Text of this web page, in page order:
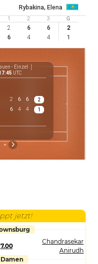
Rybakina, Elena
1 2 3 G
2 6 6
2
6 4 4 1
- Einzel
UTC
2 6 6
2
6 4 4 1
jetzt!
7.00
Chandrasekar
Anirudh